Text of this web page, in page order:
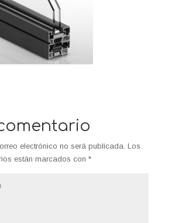
electrónico no será publicada. Los
están marcados con *